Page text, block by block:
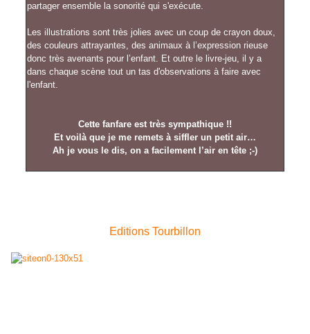
partager ensemble la sonorité qui s'exécute.
Les illustrations sont très jolies avec un coup de crayon doux,
des couleurs attrayantes, des animaux à l’expression rieuse
donc très avenants pour l’enfant. Et outre le livre-jeu, il y a
dans chaque scène tout un tas d'observations à faire avec
l'enfant.
Cette fanfare est très sympathique !!
Et voilà que je me remets à siffler un petit air…
Ah je vous le dis, on a facilement l’air en tête ;-)
Editions Tourbillon